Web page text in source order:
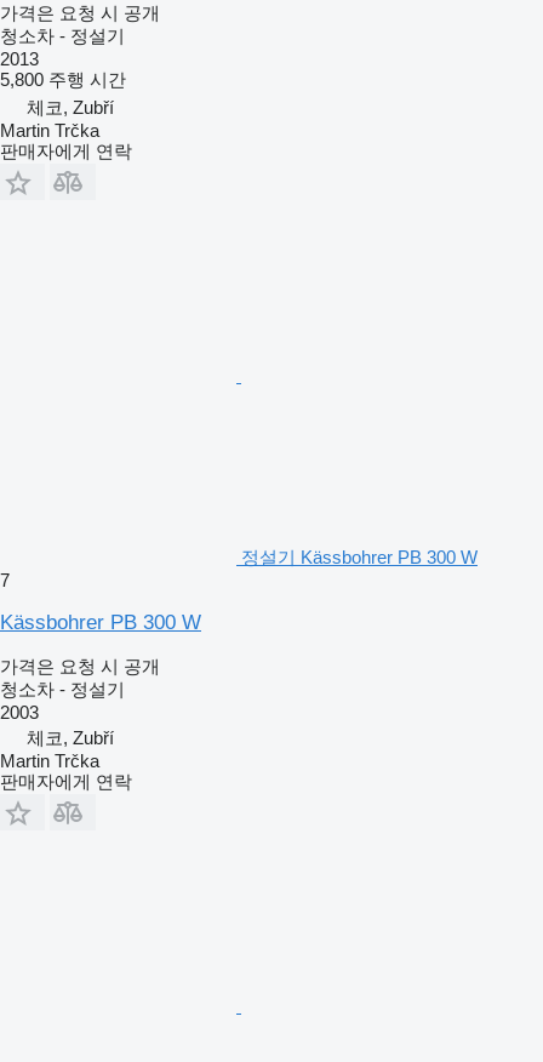
가격은 요청 시 공개
청소차 - 정설기
2013
5,800 주행 시간
체코, Zubří
Martin Trčka
판매자에게 연락
정설기 Kässbohrer PB 300 W
7
Kässbohrer PB 300 W
가격은 요청 시 공개
청소차 - 정설기
2003
체코, Zubří
Martin Trčka
판매자에게 연락